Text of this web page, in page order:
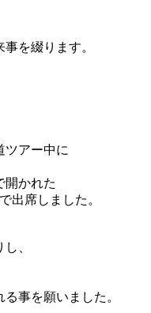
を綴ります。
ツアー中に
開かれた
出席しました。
、
事を願いました。